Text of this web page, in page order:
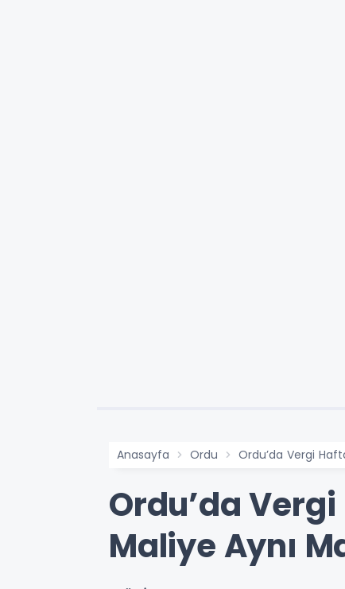
Anasayfa Ordu Ordu’da Vergi
Ordu’da Vergi
Maliye Aynı